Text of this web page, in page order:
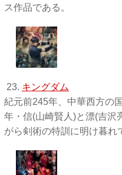
ス作品である。
23. キングダム
紀元前245年、中華西方の
年・信(山崎賢人)と漂(吉沢
がら剣術の特訓に明け暮れ